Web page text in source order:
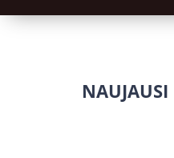
NAUJAUSI